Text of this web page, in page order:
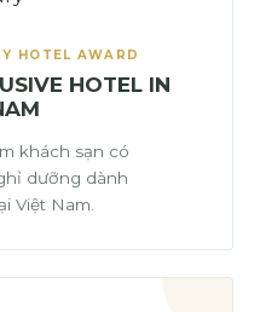
HOTEL AWARD
HOTEL IN
khách sạn có
dưỡng dành
Việt Nam.